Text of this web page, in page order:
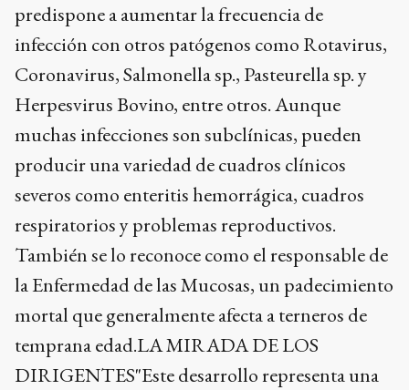
predispone a aumentar la frecuencia de
infección con otros patógenos como Rotavirus,
Coronavirus, Salmonella sp., Pasteurella sp. y
Herpesvirus Bovino, entre otros. Aunque
muchas infecciones son subclínicas, pueden
producir una variedad de cuadros clínicos
severos como enteritis hemorrágica, cuadros
respiratorios y problemas reproductivos.
También se lo reconoce como el responsable de
la Enfermedad de las Mucosas, un padecimiento
mortal que generalmente afecta a terneros de
temprana edad.LA MIRADA DE LOS
DIRIGENTES"Este desarrollo representa una